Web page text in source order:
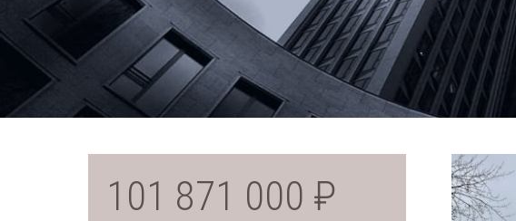
101 871 000 ₽